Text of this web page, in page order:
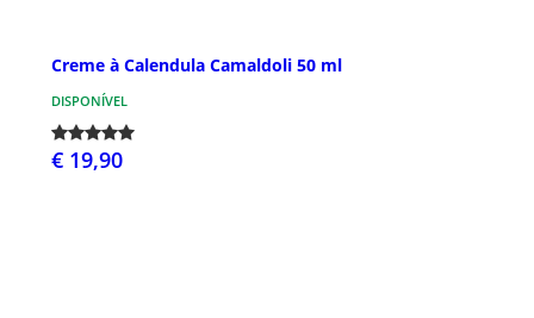
Creme à Calendula Camaldoli 50 ml
DISPONÍVEL
€ 19,90